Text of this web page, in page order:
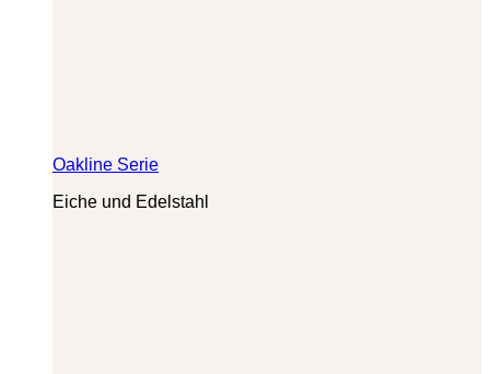
Oakline Serie
Eiche und Edelstahl